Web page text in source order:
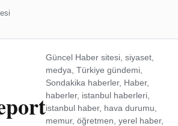
Güncel Haber sitesi, siyaset,
medya, Türkiye gündemi,
Sondakika haberler, Haber,
haberler, istanbul haberleri,
istanbul haber, hava durumu,
memur, öğretmen, yerel haber,